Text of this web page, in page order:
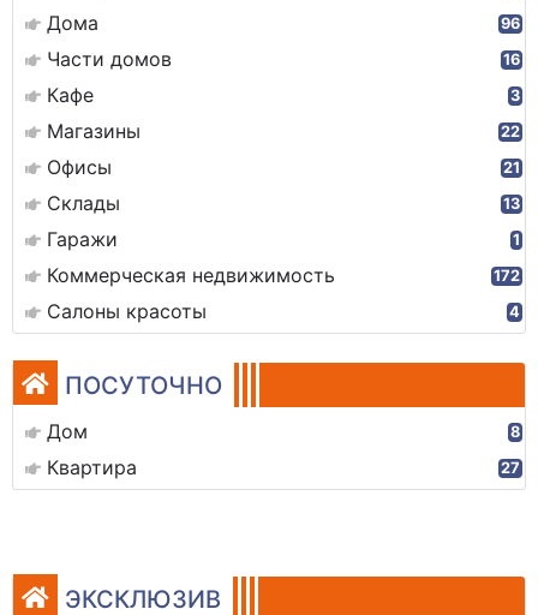
Дома 96
Части домов 16
Кафе 3
Магазины 22
Офисы 21
Склады 13
Гаражи 1
Коммерческая недвижимость 172
Салоны красоты 4
ПОСУТОЧНО
Дом 8
Квартира 27
ЭКСКЛЮЗИВ